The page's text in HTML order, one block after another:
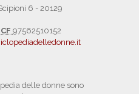
6 - 20129
CF 97562510152
delle donne sono